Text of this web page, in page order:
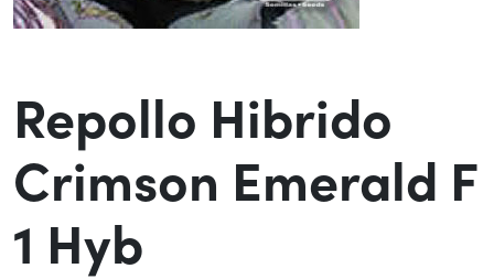
Repollo Hibrido
Crimson Emerald F
1 Hyb